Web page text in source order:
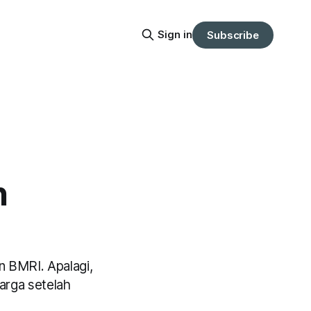
Sign in Subscribe
BMRI. Apalagi,
setelah